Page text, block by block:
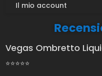
Il mio account
Vegas Ombretto
⭐⭐⭐⭐⭐